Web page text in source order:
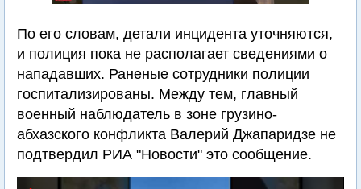
По его словам, детали инцидента уточняются,
и полиция пока не располагает сведениями о
нападавших. Раненые сотрудники полиции
госпитализированы. Между тем, главный
военный наблюдатель в зоне грузино-
абхазского конфликта Валерий Джапаридзе не
подтвердил РИА "Новости" это сообщение.